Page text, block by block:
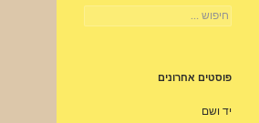
חיפוש:
פוסטים אחרונים
יד ושם